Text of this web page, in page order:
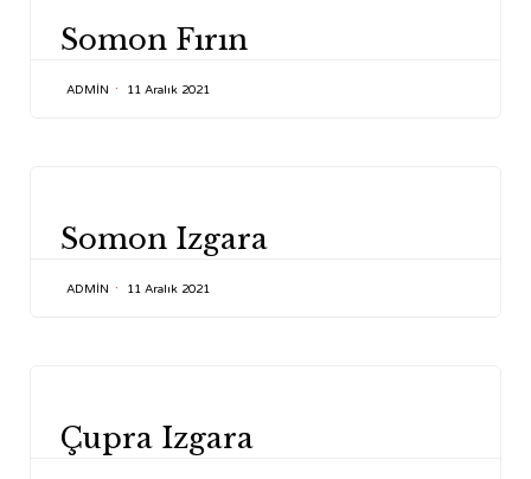
Somon Fırın
ADMIN 11 Aralık 2021
Somon Izgara
ADMIN 11 Aralık 2021
Çupra Izgara